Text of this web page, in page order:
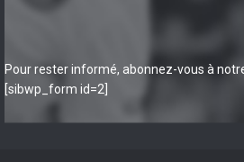
Pour rester informé, abonnez-vous à
[sibwp_form id=2]